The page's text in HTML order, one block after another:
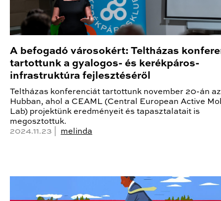
A befogadó városokért: Teltházas
tartottunk a gyalogos- és kerékpáros-
infrastruktúra fejlesztéséről
Teltházas konferenciát tartottunk november 20-án
Hubban, ahol a CEAML (Central European Active
Lab) projektünk eredményeit és tapasztalatait is
megosztottuk.
2024.11.23 | melinda